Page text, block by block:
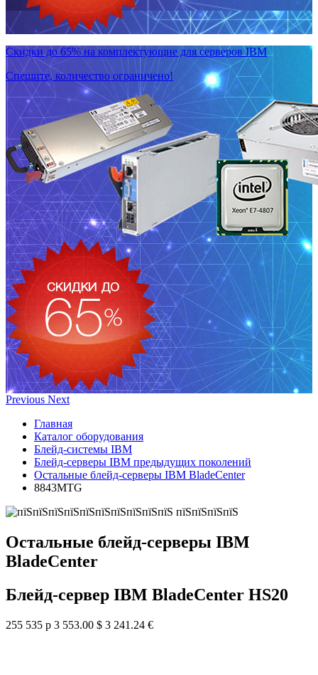
Скидки до 65% на комплектующие для серверов IBM
Спешите, количество ограничено!
Previous Next
Главная
Каталог оборудования
Блейд-системы IBM
Блейд-серверы IBM предыдущих поколений
Остальные блейд-серверы IBM BladeCenter
8843MTG
Остальные блейд-серверы IBM
BladeCenter
Блейд-сервер IBM BladeCenter HS20
255 535 р 3 553.00 $ 3 241.24 €